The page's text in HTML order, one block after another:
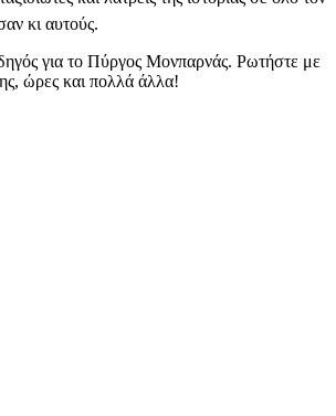
κι αυτούς.
για το Πύργος Μονπαρνάς. Ρωτήστε με
ώρες και πολλά άλλα!